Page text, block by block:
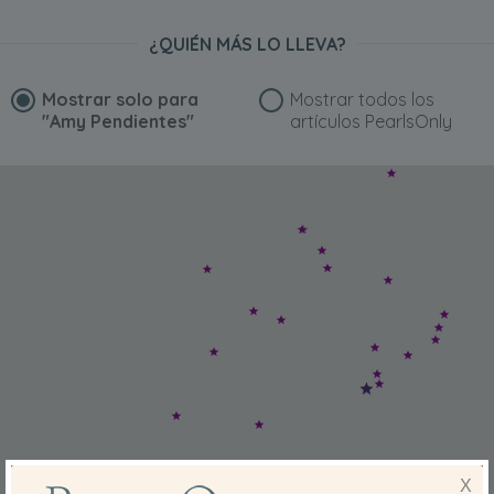
¿QUIÉN MÁS LO LLEVA?
Mostrar solo para
"Amy Pendientes"
Mostrar todos los
artículos PearlsOnly
X